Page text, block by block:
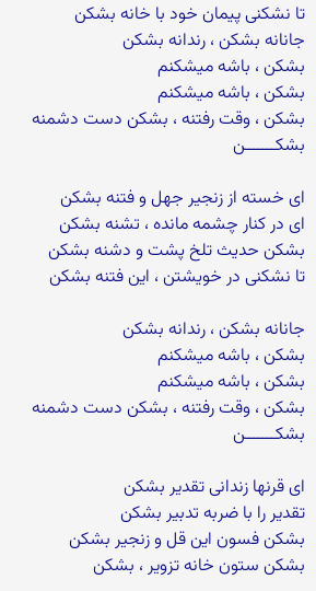
تا نشکنی پیمان خود با خانه بشکن
جانانه بشکن ، رندانه بشکن
بشکن ، باشه میشکنم
بشکن ، باشه میشکنم
بشکن ، وقت رفتنه ، بشکن دست دشمنه
بشکـــــــن
ای خسته از زنجیر جهل و فتنه بشکن
ای در کنار چشمه مانده ، تشنه بشکن
بشکن حدیث تلخ پشت و دشنه بشکن
تا نشکنی در خویشتن ، این فتنه بشکن
جانانه بشکن ، رندانه بشکن
بشکن ، باشه میشکنم
بشکن ، باشه میشکنم
بشکن ، وقت رفتنه ، بشکن دست دشمنه
بشکـــــــن
ای قرنها زندانی تقدیر بشکن
تقدیر را با ضربه تدبیر بشکن
بشکن فسون این قل و زنجیر بشکن
بشکن ستون خانه تزویر ، بشکن